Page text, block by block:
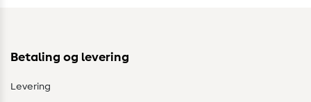
Betaling og levering
Levering